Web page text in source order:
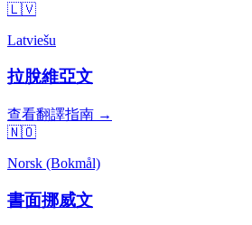
🇱🇻
Latviešu
拉脫維亞文
查看翻譯指南 →
🇳🇴
Norsk (Bokmål)
書面挪威文